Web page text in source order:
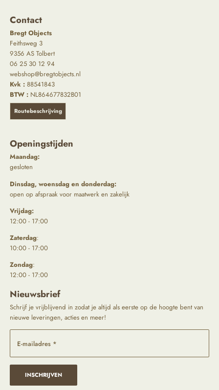
Contact
Bregt Objects
Feithsweg 3
9356 AS Tolbert
06 25 30 12 94
webshop@bregtobjects.nl
Kvk : 88541843
BTW : NL864677832B01
Routebeschrijving
Openingstijden
Maandag:
gesloten
Dinsdag, woensdag en donderdag:
open op afspraak voor maatwerk en zakelijk
Vrijdag:
12:00 - 17:00
Zaterdag:
10:00 - 17:00
Zondag:
12:00 - 17:00
Nieuwsbrief
Schrijf je vrijblijvend in zodat je altijd als eerste op de hoogte bent van
nieuwe leveringen, acties en meer!
E-mailadres *
INSCHRIJVEN